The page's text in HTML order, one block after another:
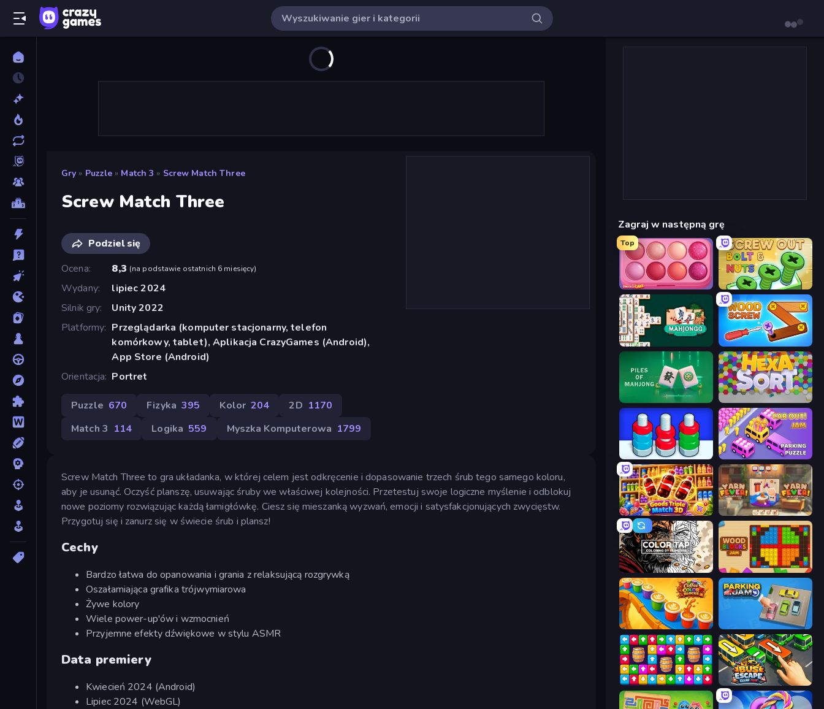
Gry » Puzzle » Match 3 » Screw Match Three
Screw Match Three
Podziel się
Ocena
8,3 (na podstawie ostatnich 6 miesięcy)
Wydany
lipiec 2024
Silnik gry
Unity 2022
Platformy Przeglądarka (komputer stacjonarny, telefon
komórkowy, tablet), Aplikacja CrazyGames (Android),
App Store (Android)
Orientacja Portret
Puzzle 670 Fizyka 395 Kolor 204 2D 1170
Match 3 114 Logika 559 Myszka Komputerowa 1799
Screw Match Three to gra układanka, w której celem jest odkręcenie i dopasowanie trzech śrub tego samego koloru,
aby je usunąć. Oczyść planszę, usuwając śruby we właściwej kolejności. Przetestuj swoje logiczne myślenie i odblokuj
nowe poziomy rozwiązując każdą łamigłówkę. Ciesz się mieszanką wyzwań, emocji i satysfakcjonujących zwycięstw.
Przygotuj się i zanurz się w świecie śrub i plansz!
Cechy
Bardzo łatwa do opanowania i grania z relaksującą rozgrywką
Oszałamiająca grafika trójwymiarowa
Żywe kolory
Wiele power-up'ów i wzmocnień
Przyjemne efekty dźwiękowe w stylu ASMR
Data premiery
Kwiecień 2024 (Android)
Lipiec 2024 (WebGL)
Zagraj w następną grę
Top
Piece of Cake: Merge and Bake Screw Out: Bolts and Nuts
Mahjongg Solitaire Wood Screw: Bolts Puzzle
Piles of Mahjong
Car OUT! Jam Parking Puzzle
Goods Triple Match 3D Yarn Fever! Unravel Puzzle
Color Tap: Coloring by Numbers Wood Blocks Jam
Coffee Color Blocks
Tap Away Story Bus Escape: Clear Jam